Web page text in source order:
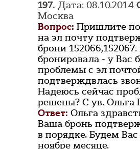
197. Дата: 08.10.2014
Москва
Вопрос: Пришлите
на эл почту
брони
бронировала - у Вас
проблемы с эл
подтверждвлась
Надеюсь сейчас
решены? С ув. Ольга
Ответ: Ольга
Ваша бронь
в порядке. Будем
ноябре месяце.